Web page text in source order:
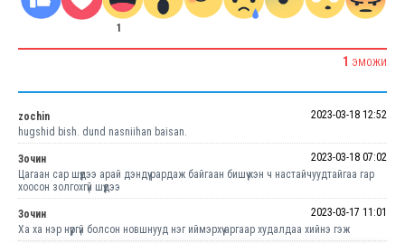
1
1 ЭМОЖИ
zochin
2023-03-18 12:52
hugshid bish. dund nasniihan baisan.
Зочин
2023-03-18 07:02
Цагаан сар шүүдээ арай дэндүү рардаж байгаан бишүү хэн ч настайчуудтайгаа гар
хоосон золгохгүй шүүдээ
Зочин
2023-03-17 11:01
Ха ха нэр нүүргүй болсон новшнууд нэг иймэрхүү аргаар худалдаа хийнэ гэж